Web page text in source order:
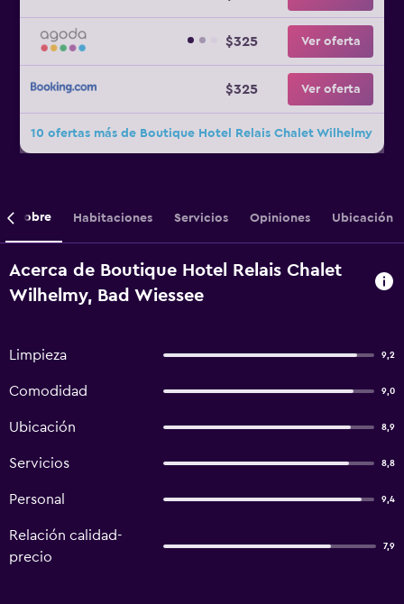
$325 Ver oferta
$325 Ver oferta
10 ofertas más de Boutique Hotel Relais Chalet Wilhelmy
Sobre Habitaciones Servicios Opiniones Ubicación
Acerca de Boutique Hotel Relais Chalet
Wilhelmy, Bad Wiessee
Limpieza 9,2
Comodidad 9,0
Ubicación 8,9
Servicios 8,8
Personal 9,4
Relación calidad-
precio
7,9